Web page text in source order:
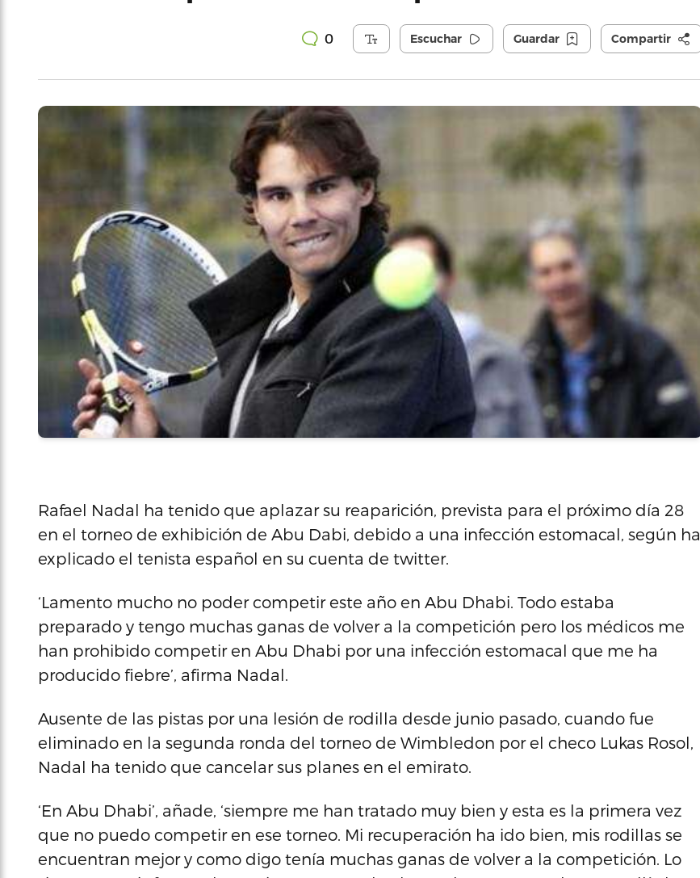
0 Escuchar Guardar Compartir
Rafael Nadal ha tenido que aplazar su reaparición, prevista para el próximo día 28
en el torneo de exhibición de Abu Dabi, debido a una infección estomacal, según ha
explicado el tenista español en su cuenta de twitter.
‘Lamento mucho no poder competir este año en Abu Dhabi. Todo estaba
preparado y tengo muchas ganas de volver a la competición pero los médicos me
han prohibido competir en Abu Dhabi por una infección estomacal que me ha
producido fiebre’, afirma Nadal.
Ausente de las pistas por una lesión de rodilla desde junio pasado, cuando fue
eliminado en la segunda ronda del torneo de Wimbledon por el checo Lukas Rosol,
Nadal ha tenido que cancelar sus planes en el emirato.
‘En Abu Dhabi’, añade, ‘siempre me han tratado muy bien y esta es la primera vez
que no puedo competir en ese torneo. Mi recuperación ha ido bien, mis rodillas se
encuentran mejor y como digo tenía muchas ganas de volver a la competición. Lo